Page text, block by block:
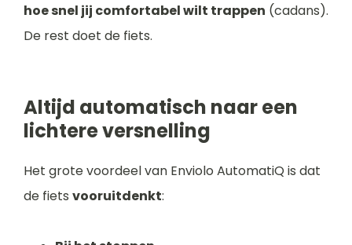
hoe snel jij comfortabel wilt trappen (cadans).
De rest doet de fiets.
Altijd automatisch naar een
lichtere versnelling
Het grote voordeel van Enviolo AutomatiQ is dat
de fiets vooruitdenkt: